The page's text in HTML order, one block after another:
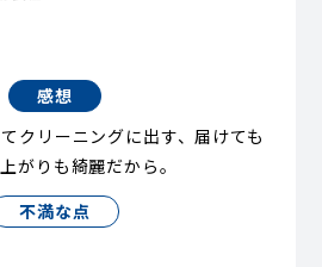
感想
クリーニングに出す、届けても
がりも綺麗だから。
不満な点